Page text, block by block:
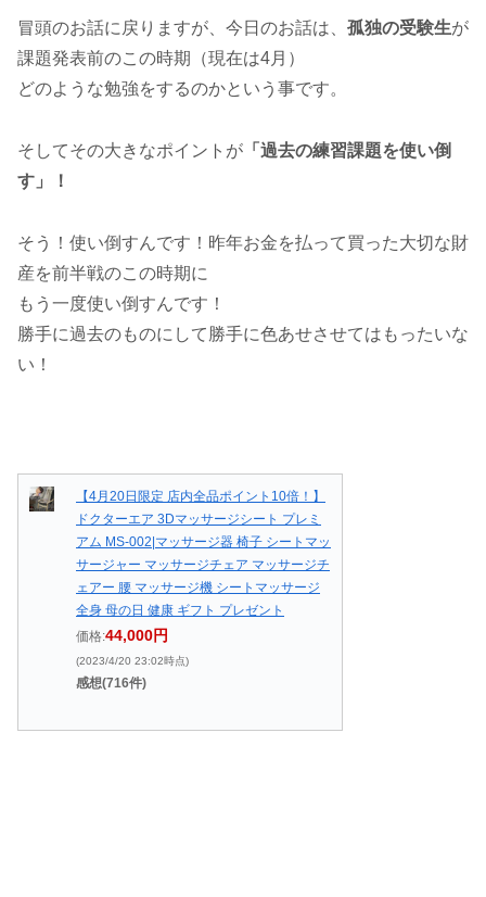
冒頭のお話に戻りますが、今日のお話は、 孤独の受験生が
課題発表前のこの時期（現在は4月）
どのような勉強をするのかという事です。
そしてその大きなポイントが 「過去の練習課題を使い倒
す」！
そう！使い倒すんです！昨年お金を払って買った大切な財
産を前半戦のこの時期に
もう一度使い倒すんです！
勝手に過去のものにして勝手に色あせさせてはもったいな
い！
【4月20日限定 店内全品ポイント10倍！】
ドクターエア 3Dマッサージシート プレミ
アム MS-002|マッサージ器 椅子 シートマッ
サージャー マッサージチェア マッサージチ
ェアー 腰 マッサージ機 シートマッサージ
全身 母の日 健康 ギフト プレゼント
価格:44,000円
(2023/4/20 23:02時点)
感想(716件)